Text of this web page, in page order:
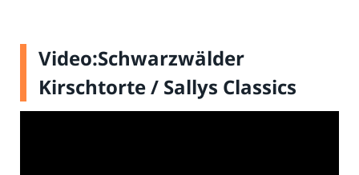
Video:Schwarzwälder
Kirschtorte / Sallys Classics